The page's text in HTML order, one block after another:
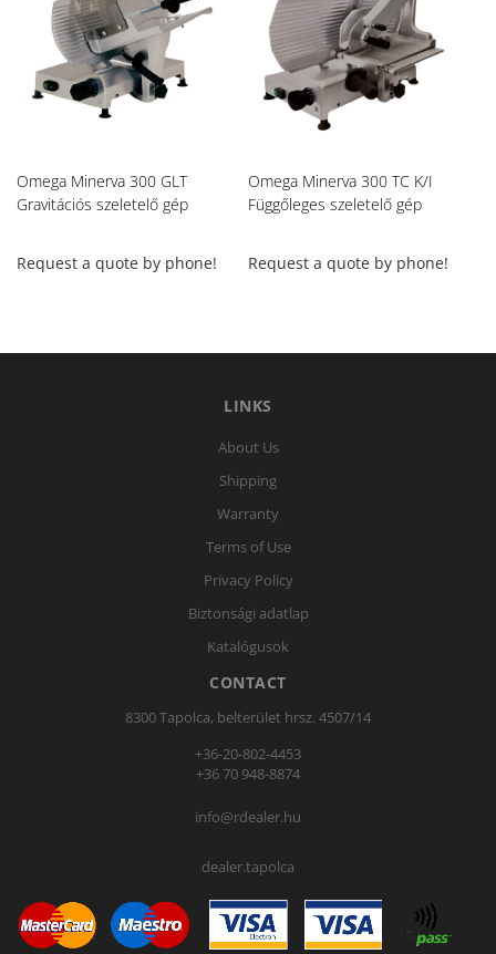
Omega Minerva 300 GLT
Gravitációs szeletelő gép
Request a quote by phone!
Omega Minerva 300 TC K/I
Függőleges szeletelő gép
Request a quote by phone!
LINKS
About Us
Shipping
Warranty
Terms of Use
Privacy Policy
Biztonsági adatlap
Katalógusok
CONTACT
8300 Tapolca, belterület hrsz. 4507/14
+36-20-802-4453
+36 70 948-8874
info@rdealer.hu
dealer.tapolca